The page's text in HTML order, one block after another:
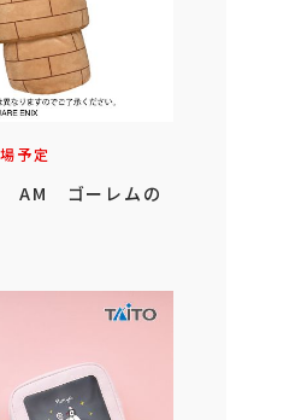
予定
AM ゴーレムの